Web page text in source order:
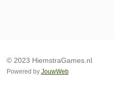
© 2023 HiemstraGames.nl
Powered by JouwWeb